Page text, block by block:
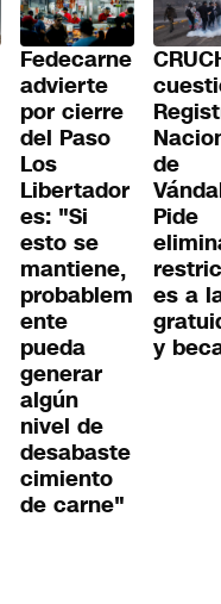
Fedecarne
advierte
por cierre
del Paso
Los
Libertador
es: "Si
esto se
mantiene,
probablem
ente
pueda
generar
algún
nivel de
desabaste
cimiento
de carne"
de
Pide
es a
y